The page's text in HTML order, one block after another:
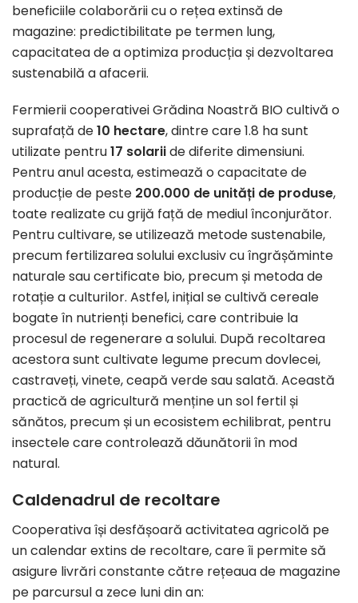
beneficiile colaborării cu o rețea extinsă de
magazine: predictibilitate pe termen lung,
capacitatea de a optimiza producția și dezvoltarea
sustenabilă a afacerii.
Fermierii cooperativei Grădina Noastră BIO cultivă o
suprafață de10 hectare, dintre care 1.8 ha sunt
utilizate pentru17 solariide diferite dimensiuni.
Pentru anul acesta, estimează o capacitate de
producție de peste 200.000 de unități de produse,
toate realizate cu grijă față de mediul înconjurător.
Pentru cultivare, se utilizează metode sustenabile,
precum fertilizarea solului exclusiv cu îngrășăminte
naturale sau certificate bio, precum și metoda de
rotație a culturilor. Astfel, inițial se cultivă cereale
bogate în nutrienți benefici, care contribuie la
procesul de regenerare a solului. După recoltarea
acestora sunt cultivate legume precum dovlecei,
castraveți, vinete, ceapă verde sau salată. Această
practică de agricultură menține un sol fertil și
sănătos, precum și un ecosistem echilibrat, pentru
insectele care controlează dăunătorii în mod
natural.
Caldenadrul de recoltare
Cooperativa își desfășoară activitatea agricolă pe
un calendar extins de recoltare, care îi permite să
asigure livrări constante către rețeaua de magazine
pe parcursul a zece luni din an: